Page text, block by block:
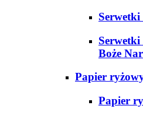
Serwetki
Serwetki
Boże
Papier
Papier